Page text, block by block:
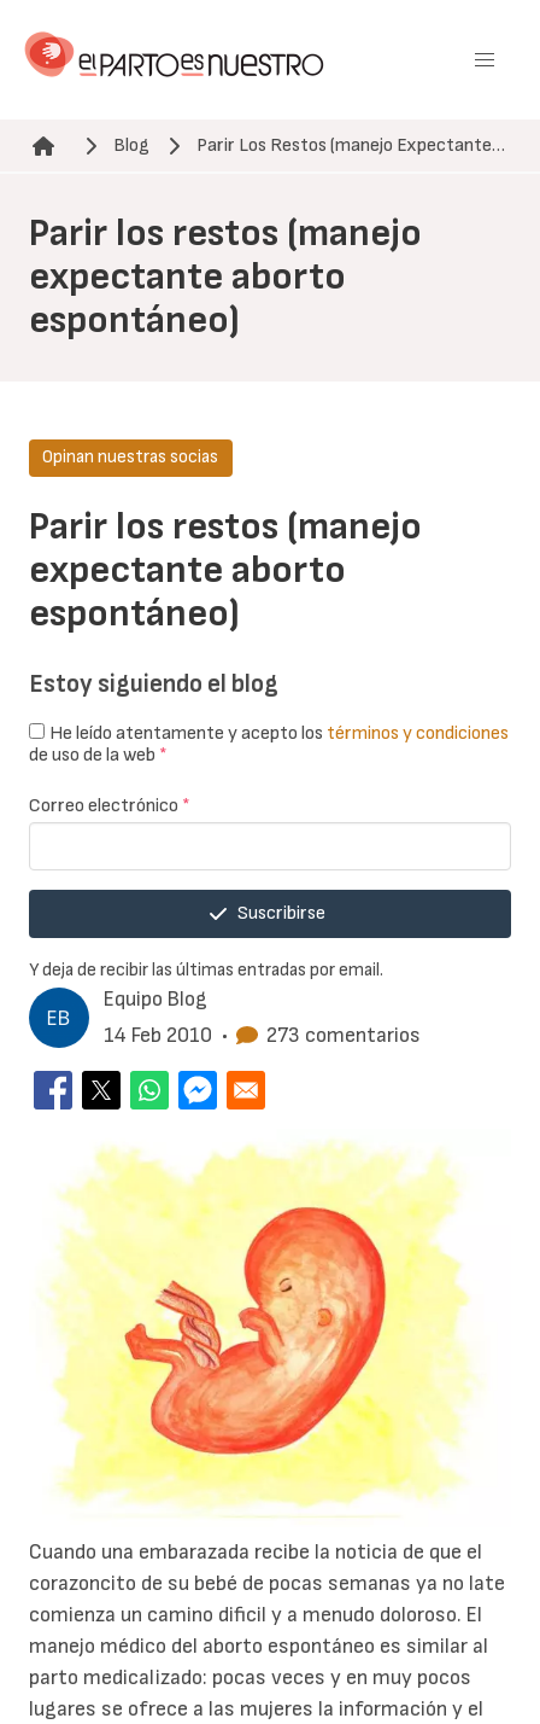
contenido
Ruta de navegación
Blog Parir Los Restos (manejo Expectante…
Parir los restos (manejo
expectante aborto
espontáneo)
Equipo Blog
14 Feb 2010 • 273 comentarios
Parir los restos (manejo
expectante aborto
espontáneo)
Opinan nuestras socias
Cuando una embarazada recibe la noticia de que el
corazoncito de su bebé de pocas semanas ya no late
comienza un camino dificil y a menudo doloroso. El
manejo médico del aborto espontáneo es similar al
parto medicalizado: pocas veces y en muy pocos
lugares se ofrece a las mujeres la información y el
Estoy siguiendo el blog
He leído atentamente y acepto los términos y condiciones
de uso de la web *
Correo electrónico *
Suscribirse
Y deja de recibir las últimas entradas por email.